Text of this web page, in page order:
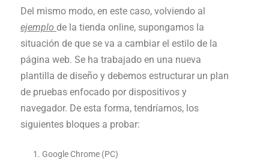
Del mismo modo, en este caso, volviendo al
ejemplo de la tienda online, supongamos la
situación de que se va a cambiar el estilo de la
página web. Se ha trabajado en una nueva
plantilla de diseño y debemos estructurar un plan
de pruebas enfocado por dispositivos y
navegador. De esta forma, tendríamos, los
siguientes bloques a probar:
Google Chrome (PC)